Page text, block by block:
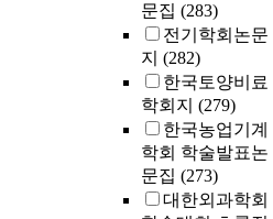
문집 (283)
전기학회논문
지 (282)
한국토양비료
학회지 (279)
한국농업기계
학회 학술발표논
문집 (273)
대한외과학회